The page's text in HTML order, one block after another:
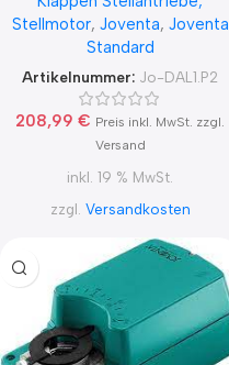
Stellmotor, Joventa, Joventa
Standard
Artikelnummer: Jo-DAL1.P2
208,99 € Preis inkl. MwSt. zzgl.
Versand
inkl. 19 % MwSt.
zzgl. Versandkosten